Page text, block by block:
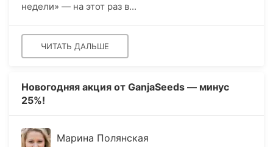
недели» — на этот раз в...
ЧИТАТЬ ДАЛЬШЕ
Новогодняя акция от GanjaSeeds — минус
25%!
Марина Полянская